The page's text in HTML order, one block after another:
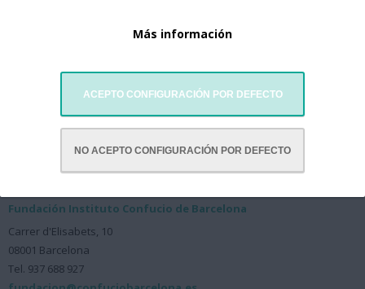
Más información
ACEPTO CONFIGURACIÓN POR DEFECTO
NO ACEPTO CONFIGURACIÓN POR DEFECTO
Fundación Instituto Confucio de Barcelona
Carrer d'Elisabets, 10
08001 Barcelona
Tel. 937 688 927